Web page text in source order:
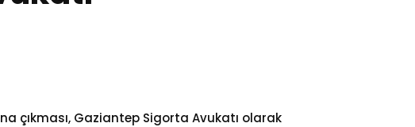
çıkması, Gaziantep Sigorta Avukatı olarak